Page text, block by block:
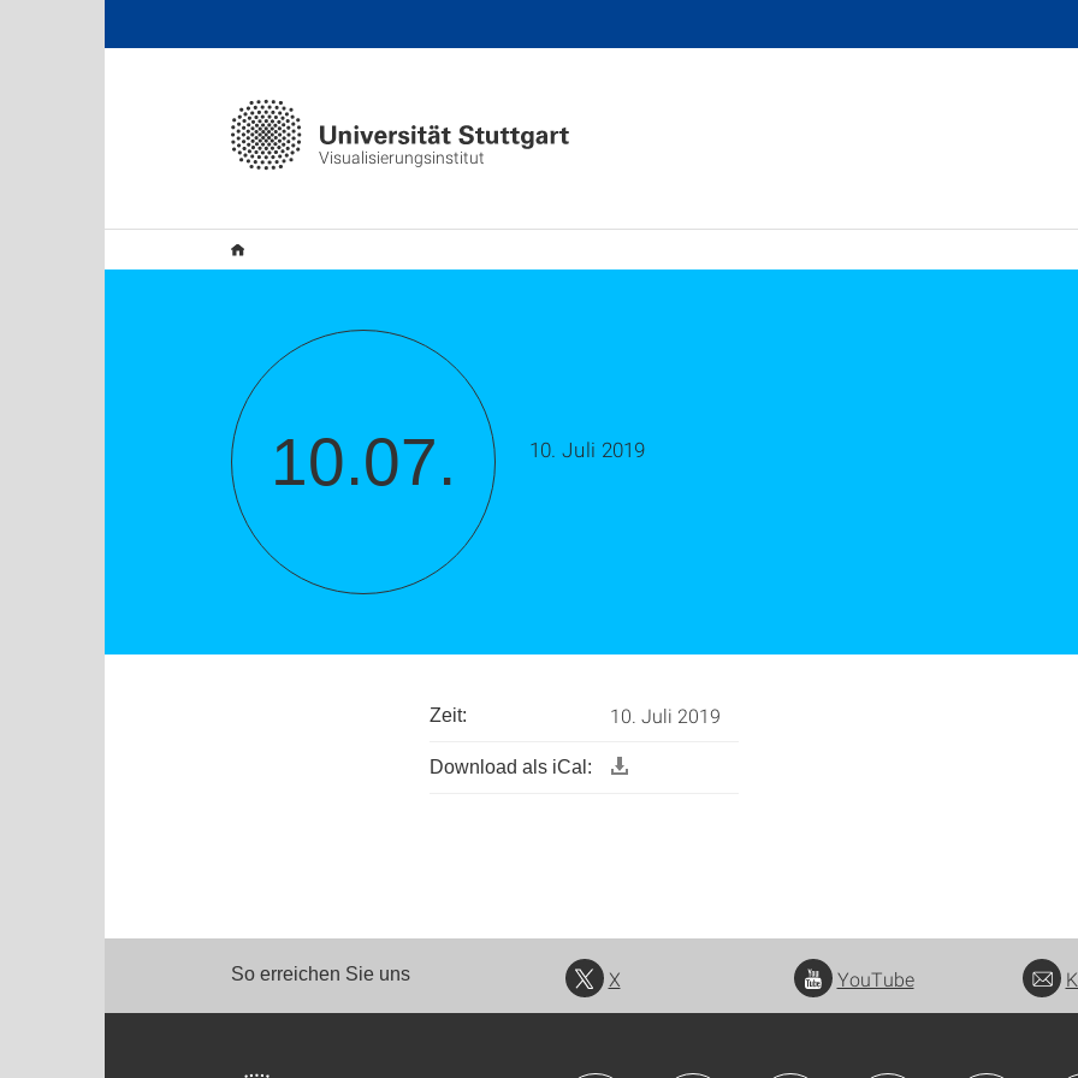
Visualisierungsinstitut
10.07. 10. Juli 2019
Zeit: 10. Juli 2019
Download als iCal:
So erreichen Sie uns X YouTube